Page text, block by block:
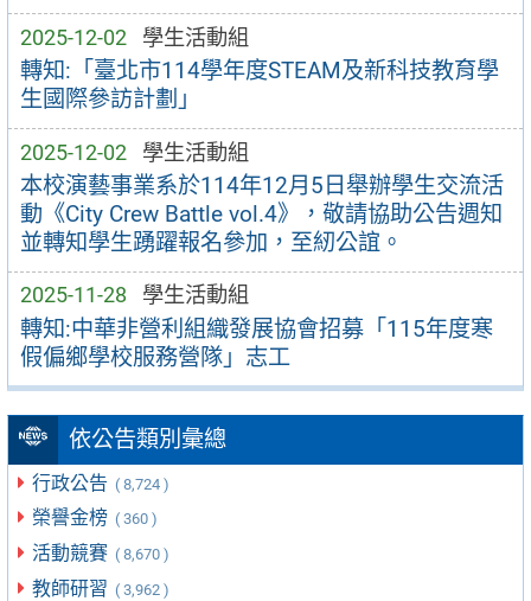
2025-12-02 學生活動組
轉知:「臺北市114學年度STEAM及新科技教育學
生國際參訪計劃」
2025-12-02 學生活動組
本校演藝事業系於114年12月5日舉辦學生交流活
動《City Crew Battle vol.4》，敬請協助公告週知
並轉知學生踴躍報名參加，至紉公誼。
2025-11-28 學生活動組
轉知:中華非營利組織發展協會招募「115年度寒
假偏鄉學校服務營隊」志工
依公告類別彙總
行政公告 ( 8,724 )
榮譽金榜 ( 360 )
活動競賽 ( 8,670 )
教師研習 ( 3,962 )